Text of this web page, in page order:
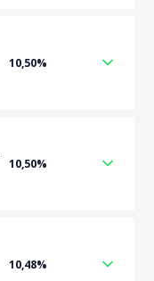
10,50%
10,50%
10,48%